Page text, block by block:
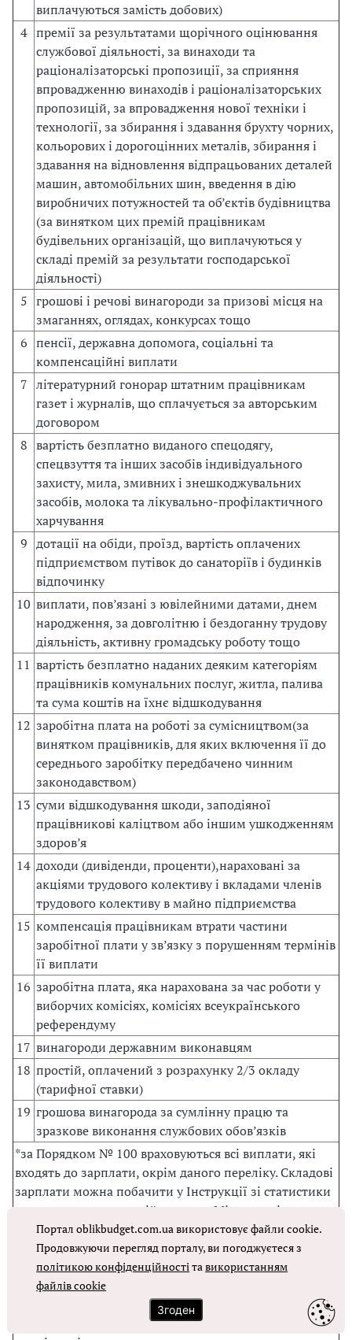
виплачуються замість добових)
4 премії за результатами щорічного оцінювання
службової діяльності, за винаходи та
раціоналізаторські пропозиції, за сприяння
впровадженню винаходів і раціоналізаторських
пропозицій, за впровадження нової техніки і
технології, за збирання і здавання брухту чорних,
кольорових і дорогоцінних металів, збирання і
здавання на відновлення відпрацьованих деталей
машин, автомобільних шин, введення в дію
виробничих потужностей та об’єктів будівництва
(за винятком цих премій працівникам
будівельних організацій, що виплачуються у
складі премій за результати господарської
діяльності)
5 грошові і речові винагороди за призові місця на
змаганнях, оглядах, конкурсах тощо
6 пенсії, державна допомога, соціальні та
компенсаційні виплати
7 літературний гонорар штатним працівникам
газет і журналів, що сплачується за авторським
договором
8 вартість безплатно виданого спецодягу,
спецвзуття та інших засобів індивідуального
захисту, мила, змивних і знешкоджувальних
засобів, молока та лікувально-профілактичного
харчування
9 дотації на обіди, проїзд, вартість оплачених
підприємством путівок до санаторіїв і будинків
відпочинку
10 виплати, пов’язані з ювілейними датами, днем
народження, за довголітню і бездоганну трудову
діяльність, активну громадську роботу тощо
11 вартість безплатно наданих деяким категоріям
працівників комунальних послуг, житла, палива
та сума коштів на їхнє відшкодування
12 заробітна плата на роботі за сумісництвом(за
винятком працівників, для яких включення її до
середнього заробітку передбачено чинним
законодавством)
13 суми відшкодування шкоди, заподіяної
працівникові каліцтвом або іншим ушкодженням
здоров’я
14 доходи (дивіденди, проценти),нараховані за
акціями трудового колективу і вкладами членів
трудового колективу в майно підприємства
15 компенсація працівникам втрати частини
заробітної плати у зв’язку з порушенням термінів
її виплати
16 заробітна плата, яка нарахована за час роботи у
виборчих комісіях, комісіях всеукраїнського
референдуму
17 винагороди державним виконавцям
18 простій, оплачений з розрахунку 2/3 окладу
(тарифної ставки)
19 грошова винагорода за сумлінну працю та
зразкове виконання службових обов’язків
*за Порядком № 100 враховуються всі виплати, які
входять до зарплати, окрім даного переліку. Складові
зарплати можна побачити у Інструкції зі статистики
зарплати, затвердженій наказом Мінстату від
13.01.2004 р. № 5;
** виняток – матеріальна допомога на оздоровлення,
так як вона має систематичний характер та є
складовою частиною зарплати, наприклад у
педагогічних, науково-педагогічних, медичних
Портал oblikbudget.com.ua використовує файли cookie.
Продовжуючи перегляд порталу, ви погоджуєтеся з
політикою конфіденційностітавикористанням
файлів cookie
Згоден